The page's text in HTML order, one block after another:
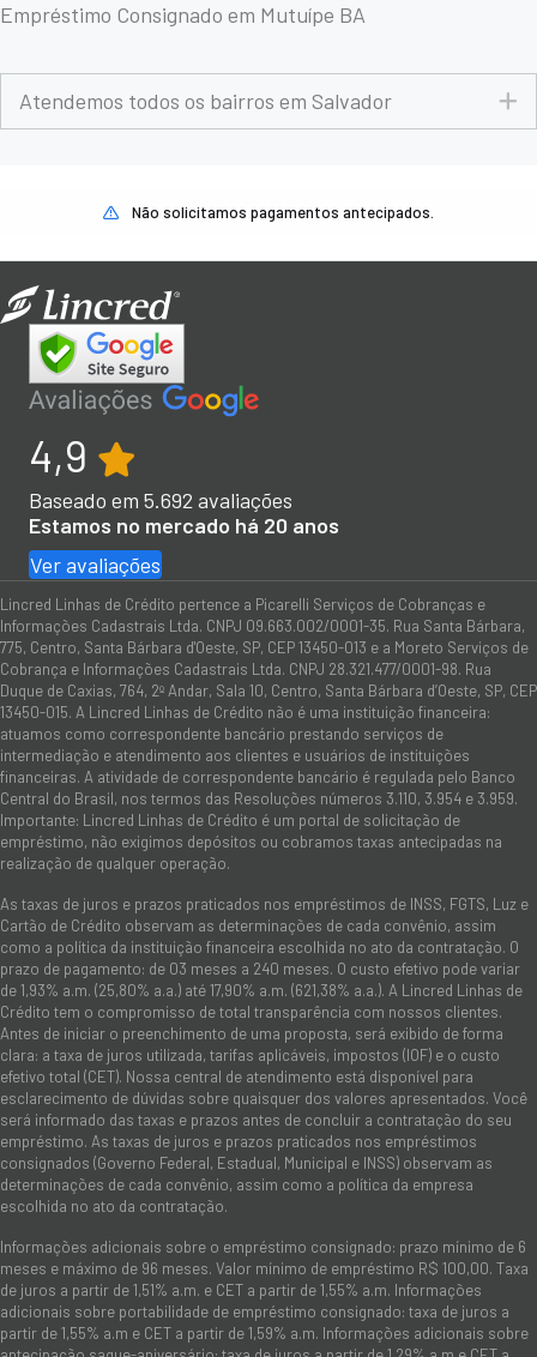
Empréstimo Consignado em Mutuípe BA
Atendemos todos os bairros em Salvador
Não solicitamos pagamentos antecipados.
4,9
Baseado em 5.692 avaliações
Estamos no mercado há 20 anos
Ver avaliações
Lincred Linhas de Crédito pertence a Picarelli Serviços de Cobranças e
Informações Cadastrais Ltda. CNPJ 09.663.002/0001-35. Rua Santa Bárbara,
775, Centro, Santa Bárbara d'Oeste, SP, CEP 13450-013 e a Moreto Serviços de
Cobrança e Informações Cadastrais Ltda. CNPJ 28.321.477/0001-98. Rua
Duque de Caxias, 764, 2º Andar, Sala 10, Centro, Santa Bárbara d’Oeste, SP, CEP
13450-015. A Lincred Linhas de Crédito não é uma instituição financeira:
atuamos como correspondente bancário prestando serviços de
intermediação e atendimento aos clientes e usuários de instituições
financeiras. A atividade de correspondente bancário é regulada pelo Banco
Central do Brasil, nos termos das Resoluções números 3.110, 3.954 e 3.959.
Importante: Lincred Linhas de Crédito é um portal de solicitação de
empréstimo, não exigimos depósitos ou cobramos taxas antecipadas na
realização de qualquer operação.
As taxas de juros e prazos praticados nos empréstimos de INSS, FGTS, Luz e
Cartão de Crédito observam as determinações de cada convênio, assim
como a política da instituição financeira escolhida no ato da contratação. O
prazo de pagamento: de 03 meses a 240 meses. O custo efetivo pode variar
de 1,93% a.m. (25,80% a.a.) até 17,90% a.m. (621,38% a.a.). A Lincred Linhas de
Crédito tem o compromisso de total transparência com nossos clientes.
Antes de iniciar o preenchimento de uma proposta, será exibido de forma
clara: a taxa de juros utilizada, tarifas aplicáveis, impostos (IOF) e o custo
efetivo total (CET). Nossa central de atendimento está disponível para
esclarecimento de dúvidas sobre quaisquer dos valores apresentados. Você
será informado das taxas e prazos antes de concluir a contratação do seu
empréstimo. As taxas de juros e prazos praticados nos empréstimos
consignados (Governo Federal, Estadual, Municipal e INSS) observam as
determinações de cada convênio, assim como a política da empresa
escolhida no ato da contratação.
Informações adicionais sobre o empréstimo consignado: prazo mínimo de 6
meses e máximo de 96 meses. Valor mínimo de empréstimo R$ 100,00. Taxa
de juros a partir de 1,51% a.m. e CET a partir de 1,55% a.m. Informações
adicionais sobre portabilidade de empréstimo consignado: taxa de juros a
partir de 1,55% a.m e CET a partir de 1,59% a.m. Informações adicionais sobre